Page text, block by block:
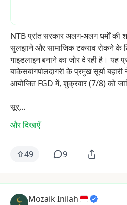
NTBप्रांतसरकारअलग-अलगधर्मोंकी
सुलझानेऔरसामाजिकटकरावरोकनेके
गाइडलाइनबनानेकाजोरदेरहीहै। यह
बाकेसबांगपोलदागरीकेप्रमुखसूर्याबहारी
आयोजित FGD में, शुक्रवार(7/8)को
सूर्…
और दिखाएँ
49 9
Mozaik Inilah